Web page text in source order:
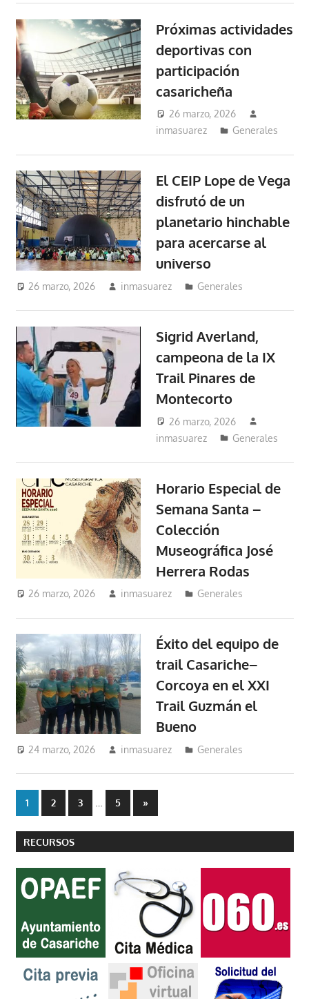
Próximas actividades
deportivas con
participación
casaricheña
26 marzo, 2026
inmasuarez
Generales
El CEIP Lope de Vega
disfrutó de un
planetario hinchable
para acercarse al
universo
26 marzo, 2026 inmasuarez Generales
Sigrid Averland,
campeona de la IX
Trail Pinares de
Montecorto
26 marzo, 2026
inmasuarez
Generales
Horario Especial de
Semana Santa –
Colección
Museográfica José
Herrera Rodas
26 marzo, 2026 inmasuarez Generales
Éxito del equipo de
trail Casariche–
Corcoya en el XXI
Trail Guzmán el
Bueno
24 marzo, 2026 inmasuarez Generales
Paginación
de
entradas
1 2 3 5
Entradas
siguientes
»
RECURSOS